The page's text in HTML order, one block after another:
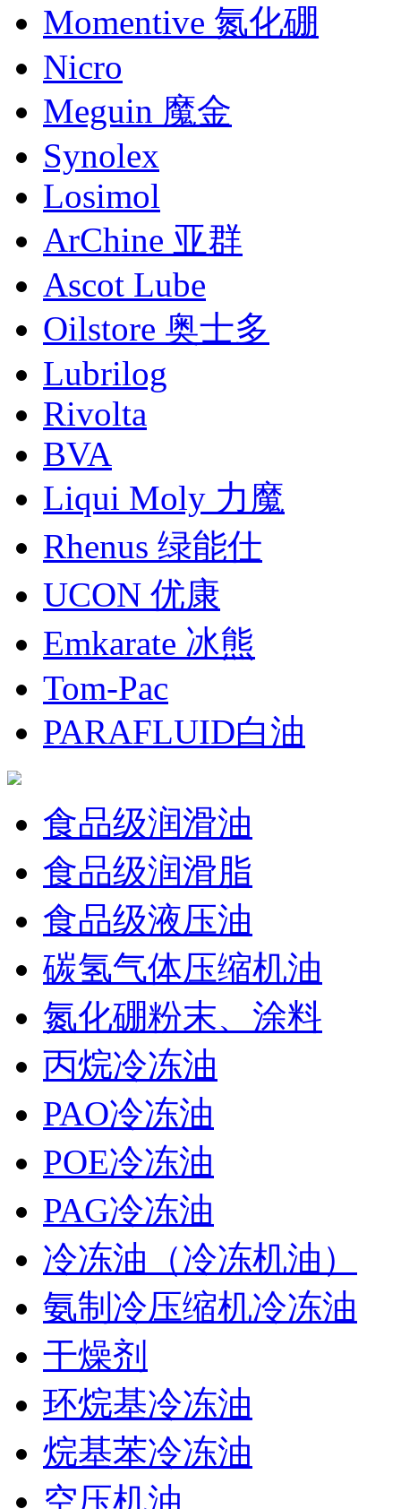
Momentive 氮化硼
Nicro
Meguin 魔金
Synolex
Losimol
ArChine 亚群
Ascot Lube
Oilstore 奥士多
Lubrilog
Rivolta
BVA
Liqui Moly 力魔
Rhenus 绿能仕
UCON 优康
Emkarate 冰熊
Tom-Pac
PARAFLUID白油
食品级润滑油
食品级润滑脂
食品级液压油
碳氢气体压缩机油
氮化硼粉末、涂料
丙烷冷冻油
PAO冷冻油
POE冷冻油
PAG冷冻油
冷冻油（冷冻机油）
氨制冷压缩机冷冻油
干燥剂
环烷基冷冻油
烷基苯冷冻油
空压机油